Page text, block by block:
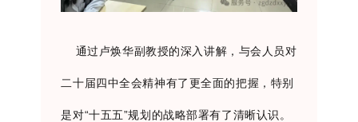
通过卢焕华副教授的深入讲解，与会人员对
二十届四中全会精神有了更全面的把握，特别
是对“十五五”规划的战略部署有了清晰认识。